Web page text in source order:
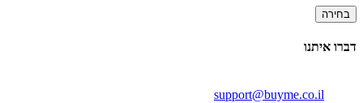
בחירה
דברו איתנו
support@buyme.co.il